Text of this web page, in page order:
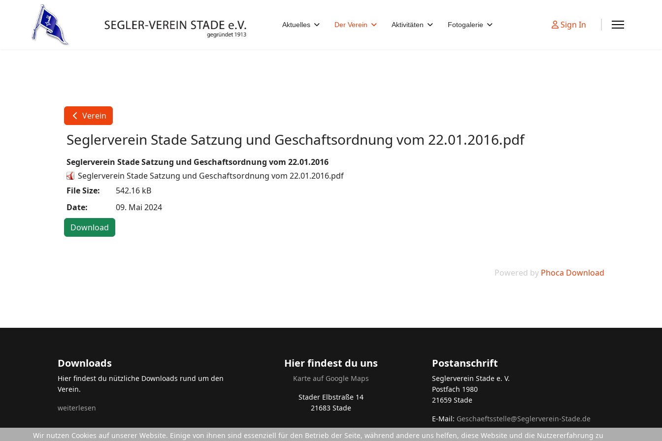
Aktuelles Der Verein Aktivitäten Fotogalerie Sign In
Verein
Seglerverein Stade Satzung und Geschaftsordnung vom 22.01.2016.pdf
Seglerverein Stade Satzung und Geschaftsordnung vom 22.01.2016
Seglerverein Stade Satzung und Geschaftsordnung vom 22.01.2016.pdf
File Size:
542.16 kB
Date:
09. Mai 2024
Powered by Phoca Download
Downloads
Hier findest du nützliche Downloads rund um den
Verein.
weiterlesen
Hier findest du uns
Karte auf Google Maps
Stader Elbstraße 14
21683 Stade
Postanschrift
Seglerverein Stade e. V.
Postfach 1980
21659 Stade
E-Mail: Geschaeftsstelle@Seglerverein-Stade.de
Wir nutzen Cookies auf unserer Website. Einige von ihnen sind essenziell für den Betrieb der Seite, während andere uns helfen, diese Website und die Nutzererfahrung zu